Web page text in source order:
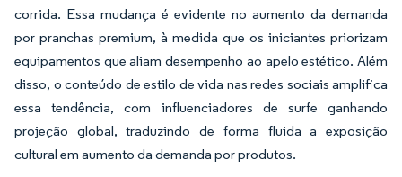
corrida. Essa mudança é evidente no aumento da demanda
por pranchas premium, à medida que os iniciantes priorizam
equipamentos que aliam desempenho ao apelo estético. Além
disso, o conteúdo de estilo de vida nas redes sociais amplifica
essa tendência, com influenciadores de surfe ganhando
projeção global, traduzindo de forma fluida a exposição
cultural em aumento da demanda por produtos.